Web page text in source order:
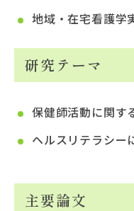
地域・在宅看護学
研究テーマ
保健師活動に関す
ヘルスリテラシー
主要論文